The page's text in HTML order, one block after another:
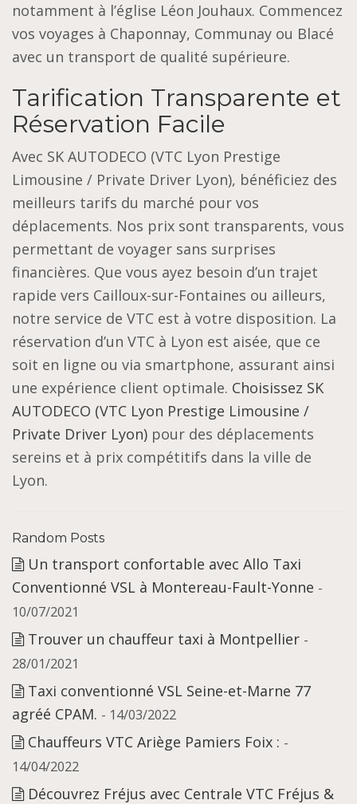
notamment à l’église Léon Jouhaux. Commencez
vos voyages à Chaponnay, Communay ou Blacé
avec un transport de qualité supérieure.
Tarification Transparente et
Réservation Facile
Avec SK AUTODECO (VTC Lyon Prestige
Limousine / Private Driver Lyon), bénéficiez des
meilleurs tarifs du marché pour vos
déplacements. Nos prix sont transparents, vous
permettant de voyager sans surprises
financières. Que vous ayez besoin d’un trajet
rapide vers Cailloux-sur-Fontaines ou ailleurs,
notre service de VTC est à votre disposition. La
réservation d’un VTC à Lyon est aisée, que ce
soit en ligne ou via smartphone, assurant ainsi
une expérience client optimale. Choisissez SK
AUTODECO (VTC Lyon Prestige Limousine /
Private Driver Lyon) pour des déplacements
sereins et à prix compétitifs dans la ville de
Lyon.
Random Posts
Un transport confortable avec Allo Taxi
Conventionné VSL à Montereau-Fault-Yonne -
10/07/2021
Trouver un chauffeur taxi à Montpellier -
28/01/2021
Taxi conventionné VSL Seine-et-Marne 77
agréé CPAM. - 14/03/2022
Chauffeurs VTC Ariège Pamiers Foix : -
14/04/2022
Découvrez Fréjus avec Centrale VTC Fréjus &